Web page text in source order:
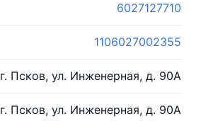
6027127710
1106027002355
г. Псков, ул. Инженерная, д. 90А
г. Псков, ул. Инженерная, д. 90А